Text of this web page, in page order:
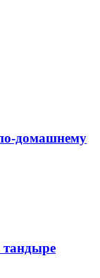
домашнему
тандыре